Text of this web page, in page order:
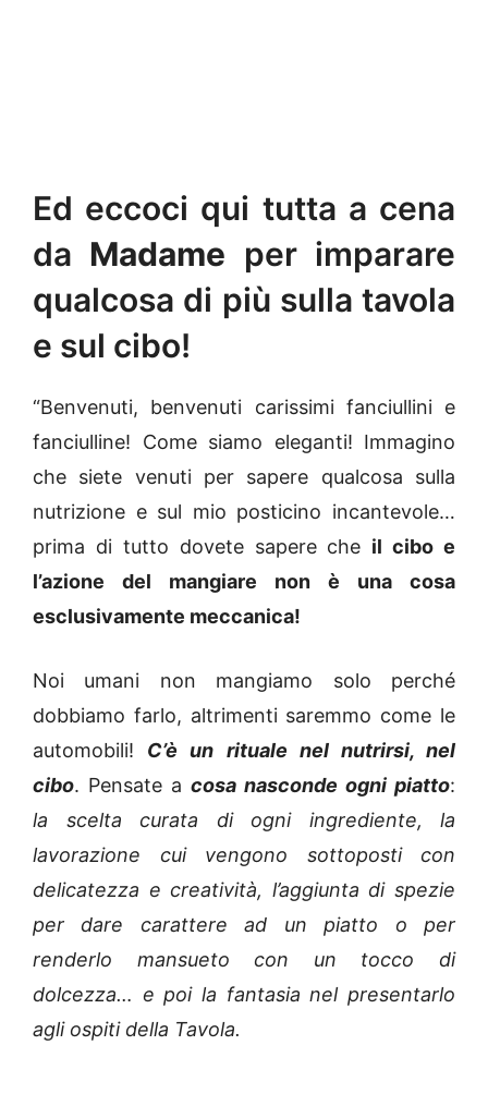
Ed eccoci qui tutta a cena
da Madame per imparare
qualcosa di più sulla tavola
e sul cibo!
“Benvenuti, benvenuti carissimi fanciullini e
fanciulline! Come siamo eleganti! Immagino
che siete venuti per sapere qualcosa sulla
nutrizione e sul mio posticino incantevole…
prima di tutto dovete sapere che il cibo e
l’azione del mangiare non è una cosa
esclusivamente meccanica!
Noi umani non mangiamo solo perché
dobbiamo farlo, altrimenti saremmo come le
automobili! C’è un rituale nel nutrirsi, nel
cibo. Pensate a cosa nasconde ogni piatto:
la
scelta curata di ogni ingrediente, la
lavorazione cui vengono sottoposti con
delicatezza e creatività, l’aggiunta di spezie
per dare carattere ad un piatto o per
renderlo mansueto con un tocco di
dolcezza… e poi la fantasia nel presentarlo
agli ospiti della Tavola.